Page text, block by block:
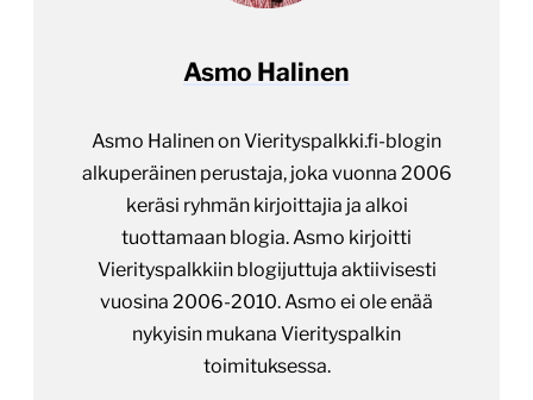
Asmo Halinen
Asmo Halinen on Vierityspalkki.fi-blogin
alkuperäinen perustaja, joka vuonna 2006
keräsi ryhmän kirjoittajia ja alkoi
tuottamaan blogia. Asmo kirjoitti
Vierityspalkkiin blogijuttuja aktiivisesti
vuosina 2006-2010. Asmo ei ole enää
nykyisin mukana Vierityspalkin
toimituksessa.